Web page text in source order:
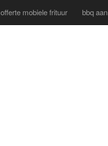
offerte mobiele frituur bbq